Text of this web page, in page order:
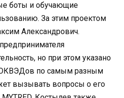
боты и обучающие
За этим проектом
Александрович.
но при этом указано
ОКВЭДов по самым разным
вызывать вопросы о его